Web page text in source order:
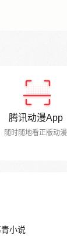
腾讯动漫App
随时随地看正版动漫
小说